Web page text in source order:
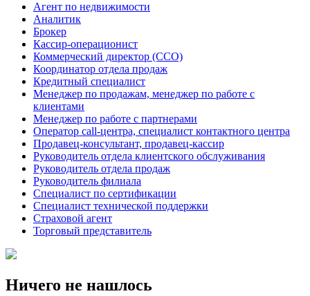
Агент по недвижимости
Аналитик
Брокер
Кассир-операционист
Коммерческий директор (CCO)
Координатор отдела продаж
Кредитный специалист
Менеджер по продажам, менеджер по работе с
клиентами
Менеджер по работе с партнерами
Оператор call-центра, специалист контактного центра
Продавец-консультант, продавец-кассир
Руководитель отдела клиентского обслуживания
Руководитель отдела продаж
Руководитель филиала
Специалист по сертификации
Специалист технической поддержки
Страховой агент
Торговый представитель
Ничего не нашлось